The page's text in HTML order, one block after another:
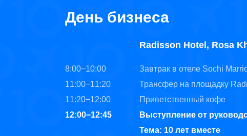
День бизнеса
Radisson Hotel, Rosa
8:00−10:00
Выступление от
Тема: 10 лет вместе
11:00−11:20
11:20−12:00
12:00−12:45
Завтрак в отеле Sochi
Трансфер на площадку
Приветственный кофе